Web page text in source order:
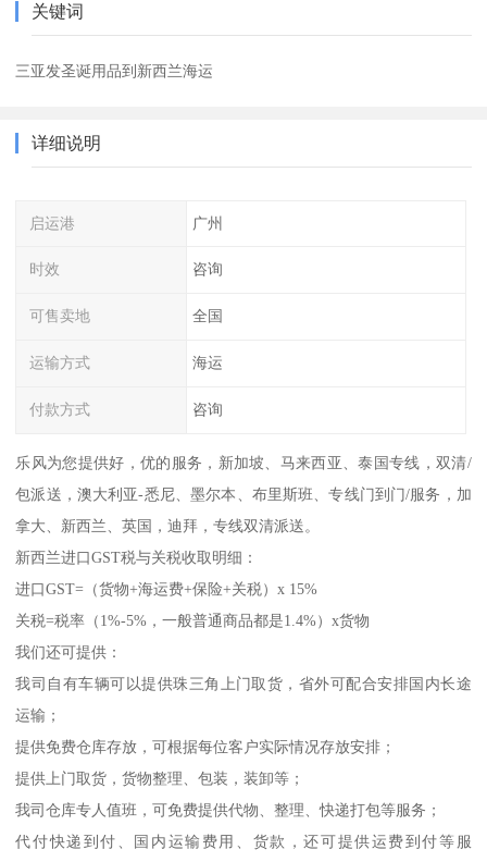
关键词
三亚发圣诞用品到新西兰海运
详细说明
启运港 广州
时效 咨询
可售卖地 全国
运输方式 海运
付款方式 咨询
乐风为您提供好，优的服务，新加坡、马来西亚、泰国专线，双清/
包派送，澳大利亚-悉尼、墨尔本、布里斯班、专线门到门/服务，加
拿大、新西兰、英国，迪拜，专线双清派送。
新西兰进口GST税与关税收取明细：
进口GST=（货物+海运费+保险+关税）x 15%
关税=税率（1%-5%，一般普通商品都是1.4%）x货物
我们还可提供：
我司自有车辆可以提供珠三角上门取货，省外可配合安排国内长途
运输；
提供免费仓库存放，可根据每位客户实际情况存放安排；
提供上门取货，货物整理、包装，装卸等；
我司仓库专人值班，可免费提供代物、整理、快递打包等服务；
代付快递到付、国内运输费用、货款，还可提供运费到付等服